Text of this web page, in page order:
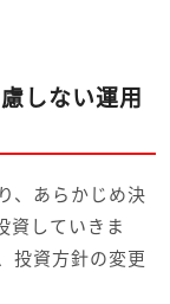
しない運用
、あらかじめ決
資していきま
投資方針の変更